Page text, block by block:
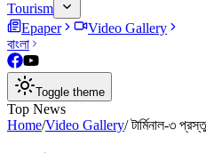
Tourism
Epaper
Video Gallery
বাংলা
Toggle theme
Top News
Home/Video Gallery/টার্মিনাল-৩